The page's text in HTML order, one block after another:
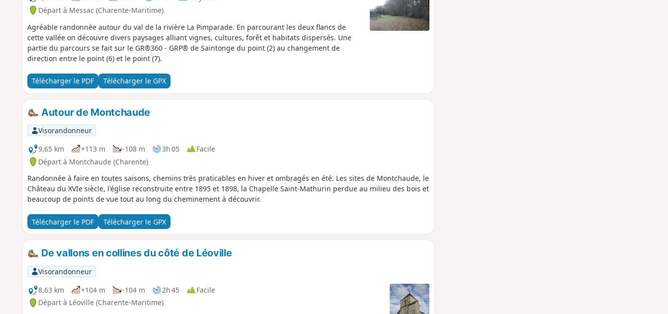
Départ à Messac (Charente-Maritime)
Agréable randonnée autour du val de la rivière La Pimparade. En parcourant les deux flancs de
cette vallée on découvre divers paysages alliant vignes, cultures, forêt et habitats dispersés. Une
partie du parcours se fait sur le GR®360 - GRP® de Saintonge du point (2) au changement de
direction entre le point (6) et le point (7).
Télécharger le PDF Télécharger le GPX
Autour de Montchaude
Visorandonneur
9,65 km
+113 m -108 m 3h 05
Facile
Départ à Montchaude (Charente)
Randonnée à faire en toutes saisons, chemins très praticables en hiver et ombragés en été. Les sites de Montchaude, le
Château du XVIe siècle, l'église reconstruite entre 1895 et 1898, la Chapelle Saint-Mathurin perdue au milieu des bois et
beaucoup de points de vue tout au long du cheminement à découvrir.
Télécharger le PDF Télécharger le GPX
De vallons en collines du côté de Léoville
Visorandonneur
8,63 km
+104 m -104 m 2h 45
Facile
Départ à Léoville (Charente-Maritime)